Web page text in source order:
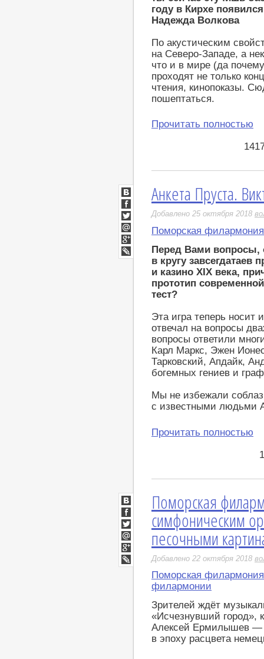
году в Кирхе
Надежда Волкова
По акустическим
на Северо-Западе, а
что и в мире (да
проходят не только
чтения, кинопоказы.
пошептаться.
Прочитать полностью
Анкета Пруста.
Добавлено 25 октября 2018
Поморская филармония
Перед Вами вопросы,
в кругу завсегдатаев
и казино XIX века,
прототип
тест?
Эта игра теперь носит
отвечал на вопросы
вопросы ответили
Карл Маркс, Эжен
Тарковский, Апдайк,
богемных гениев и
Мы не избежали
с известными людьми
Прочитать полностью
ВКонтакте
Facebook
Twitter
Мой
Мир
Google+
LiveJournal
Поморская
симфоническим
песочными
Добавлено 22 октября 2018
Поморская филармония
филармонии
Зрителей ждёт
«Исчезнувший город»,
Алексей Ермилышев —
в эпоху расцвета
ВКонтакте
Facebook
Twitter
Мой
Мир
Google+
LiveJournal